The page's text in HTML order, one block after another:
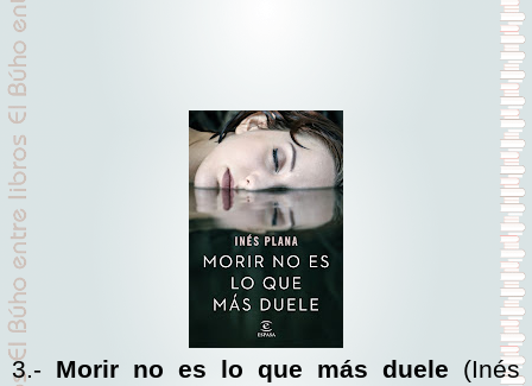
3.- Morir no es lo que más duele (Inés